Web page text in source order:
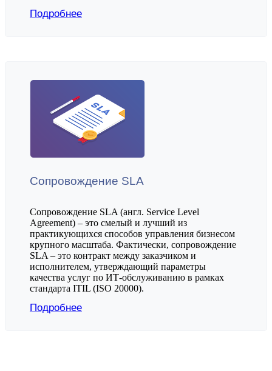
Подробнее
Сопровождение SLA
Сопровождение SLA (англ. Service Level
Agreement) – это смелый и лучший из
практикующихся способов управления бизнесом
крупного масштаба. Фактически, сопровождение
SLA – это контракт между заказчиком и
исполнителем, утверждающий параметры
качества услуг по ИТ-обслуживанию в рамках
стандарта ITIL (ISO 20000).
Подробнее